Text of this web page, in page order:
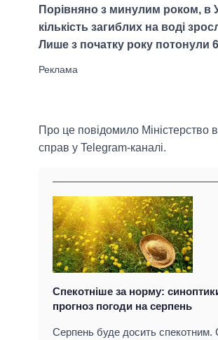
Порівняно з минулим роком, в
кількість загиблих на воді
Лише з початку року потонули
Про це повідомило Міністерство
справ у Telegram-каналі.
Спекотніше за норму:
прогноз погоди на серпень
Серпень буде досить спекотним.